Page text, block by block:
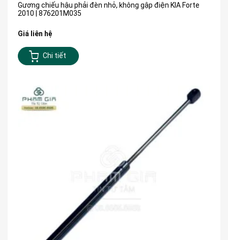
Gương chiếu hậu phải đèn nhỏ, không gập điện KIA Forte
2010 | 876201M035
Giá liên hệ
Chi tiết